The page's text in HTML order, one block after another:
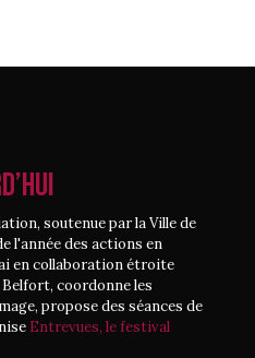
soutenue par la Ville de
l'année des actions en
en collaboration étroite
coordonne les
propose des séances de
Entrevues, le festival